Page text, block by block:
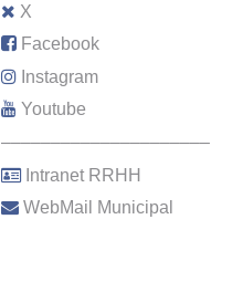
X
Facebook
Instagram
Youtube
–––––––––––––––––––––
Intranet RRHH
WebMail Municipal